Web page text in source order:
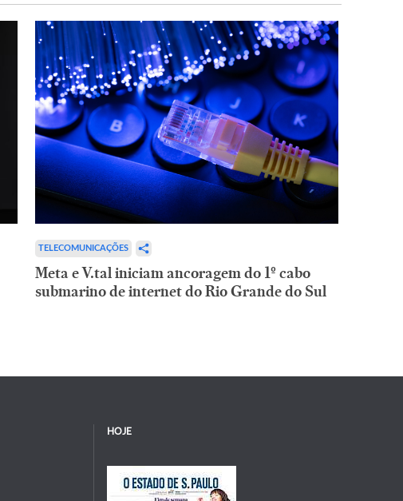
TELECOMUNICAÇÕES
Meta e V.tal iniciam ancoragem do 1º cabo
submarino de internet do Rio Grande do Sul
HOJE